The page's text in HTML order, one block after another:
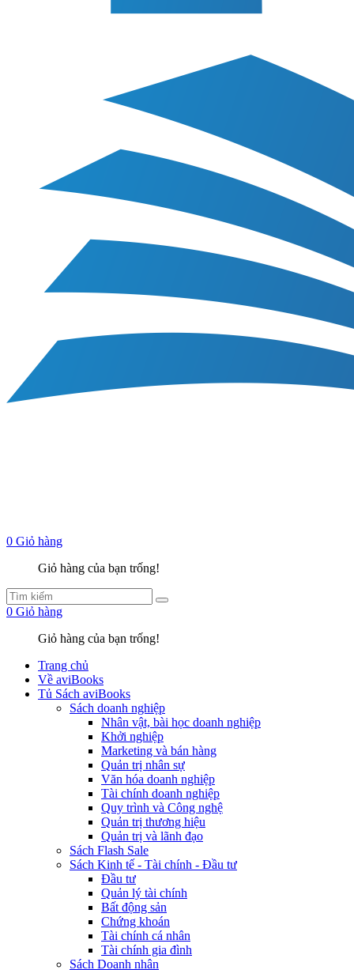
0 Giỏ hàng
Giỏ hàng của bạn trống!
0 Giỏ hàng
Giỏ hàng của bạn trống!
Trang chủ
Về aviBooks
Tủ Sách aviBooks
Sách doanh nghiệp
Nhân vật, bài học doanh nghiệp
Khởi nghiệp
Marketing và bán hàng
Quản trị nhân sự
Văn hóa doanh nghiệp
Tài chính doanh nghiệp
Quy trình và Công nghệ
Quản trị thương hiệu
Quản trị và lãnh đạo
Sách Flash Sale
Sách Kinh tế - Tài chính - Đầu tư
Đầu tư
Quản lý tài chính
Bất động sản
Chứng khoán
Tài chính cá nhân
Tài chính gia đình
Sách Doanh nhân